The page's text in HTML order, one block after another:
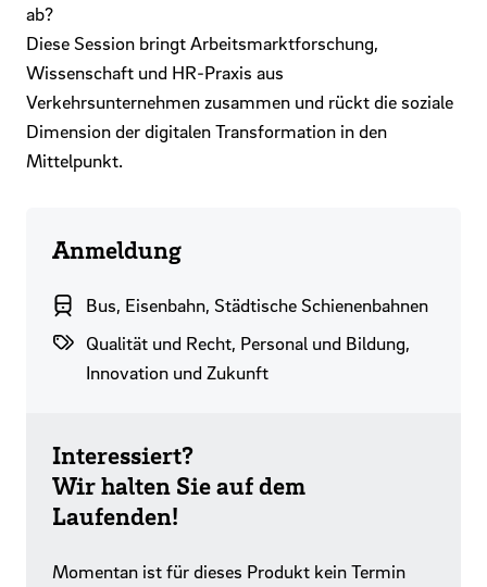
ab?
Diese Session bringt Arbeitsmarktforschung,
Wissenschaft und HR-Praxis aus
Verkehrsunternehmen zusammen und rückt die soziale
Dimension der digitalen Transformation in den
Mittelpunkt.
Anmeldung
Branchenbereich
Bus, Eisenbahn, Städtische Schienenbahnen
Themenwelten
Qualität und Recht, Personal und Bildung,
Innovation und Zukunft
Interessiert?
Wir halten Sie auf dem
Laufenden!
Momentan ist für dieses Produkt kein Termin